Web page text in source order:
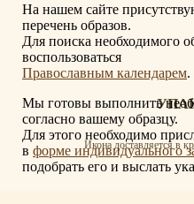
Икона доставляется в
На нашем сайте
перечень образов.
Для поиска необходимого
воспользоваться
Православным календарем.
Мы готовы выполнить
согласно вашему образцу.
Для этого необходимо
в форме индивидуального
подобрать его и выслать